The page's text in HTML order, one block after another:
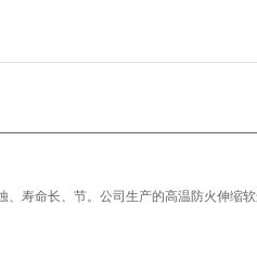
寿命长、节。公司生产的高温防火伸缩